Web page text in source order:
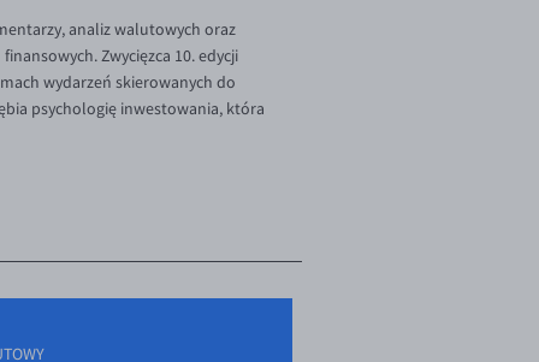
analiz walutowych oraz
Zwycięzca 10. edycji
wydarzeń skierowanych do
psychologię inwestowania, która